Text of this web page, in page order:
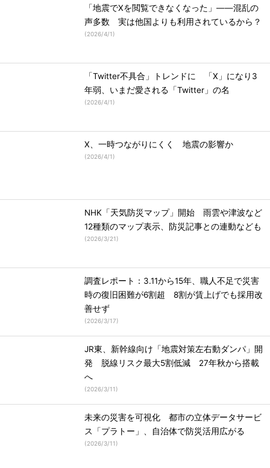
「地震でXを閲覧できなくなった」――混乱の
声多数 実は他国よりも利用されているから？
(2026/4/1)
「Twitter不具合」トレンドに 「X」になり3
年弱、いまだ愛される「Twitter」の名
(2026/4/1)
X、一時つながりにくく 地震の影響か
(2026/4/1)
NHK「天気防災マップ」開始 雨雲や津波など
12種類のマップ表示、防災記事との連動なども
(2026/3/21)
調査レポート：3.11から15年、職人不足で災害
時の復旧困難が6割超 8割が賃上げでも採用改
善せず
(2026/3/17)
JR東、新幹線向け「地震対策左右動ダンパ」開
発 脱線リスク最大5割低減 27年秋から搭載
へ
(2026/3/11)
未来の災害を可視化 都市の立体データサービ
ス「プラトー」、自治体で防災活用広がる
(2026/3/11)